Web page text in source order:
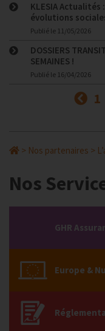
KLESIA Actualités
évolutions
Publié le 11/05/2026
DOSSIERS
SEMAINES !
Publié le 16/04/2026
1
> Nos partenaires >
Nos
GHR
Europe &